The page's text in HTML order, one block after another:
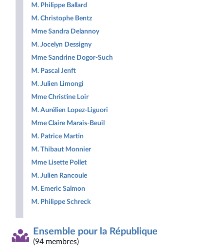
M. Philippe Ballard
M. Christophe Bentz
Mme Sandra Delannoy
M. Jocelyn Dessigny
Mme Sandrine Dogor-Such
M. Pascal Jenft
M. Julien Limongi
Mme Christine Loir
M. Aurélien Lopez-Liguori
Mme Claire Marais-Beuil
M. Patrice Martin
M. Thibaut Monnier
Mme Lisette Pollet
M. Julien Rancoule
M. Emeric Salmon
M. Philippe Schreck
Ensemble pour la République
(94 membres)